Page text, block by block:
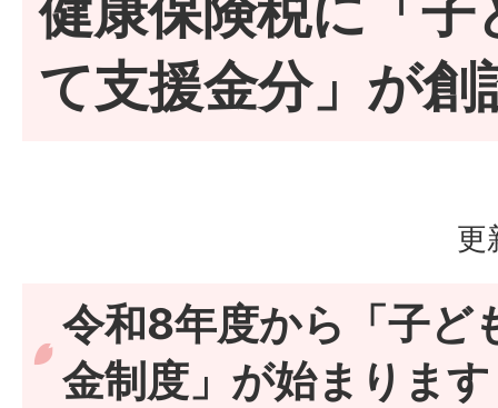
て支援金分」が
更
令和8年度から「子ど
金制度」が始まります